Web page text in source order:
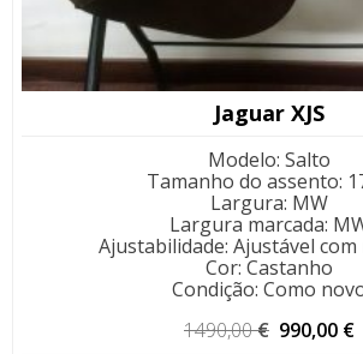
Jaguar XJS
Modelo: Salto
Tamanho do assento:
Largura: MW
Largura marcada:
Ajustabilidade: Ajustável
Cor: Castanho
Condição: Como
1490,00€ O
990,00 €